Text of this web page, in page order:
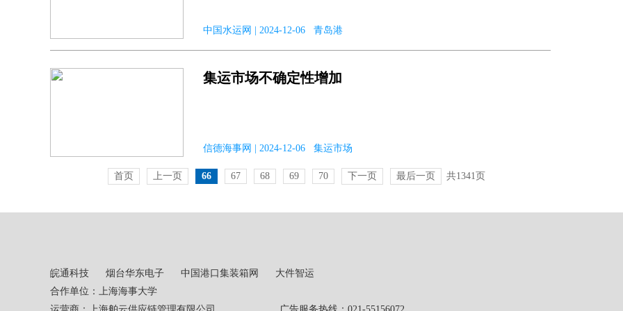
中国水运网 | 2024-12-06 青岛港
集运市场不确定性增加
信德海事网 | 2024-12-06 集运市场
首页 上一页 66 67 68 69 70 下一页 最后一页 共1341页
皖通科技 烟台华东电子 中国港口集装箱网
大件智运
合作单位：上海海事大学